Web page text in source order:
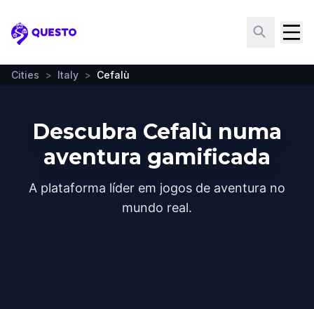
Questo
Cities > Italy > Cefalù
Descubra Cefalù numa
aventura gamificada
A plataforma líder em jogos de aventura no
mundo real.